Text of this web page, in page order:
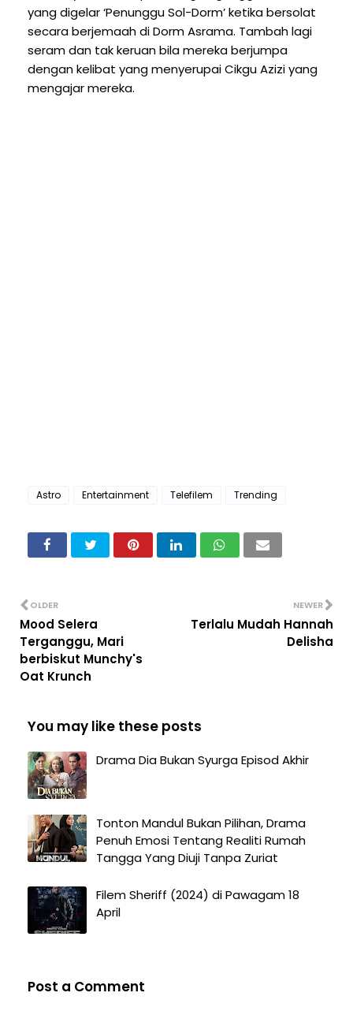
yang digelar ‘Penunggu Sol-Dorm’ ketika bersolat
secara berjemaah di Dorm Asrama. Tambah lagi
seram dan tak keruan bila mereka berjumpa
dengan kelibat yang menyerupai Cikgu Azizi yang
mengajar mereka.
Astro Entertainment Telefilem Trending
NEWER
Terlalu Mudah Hannah
Delisha
OLDER
Mood Selera
Terganggu, Mari
berbiskut Munchy's
Oat Krunch
You may like these posts
Drama Dia Bukan Syurga Episod Akhir
Tonton Mandul Bukan Pilihan, Drama
Penuh Emosi Tentang Realiti Rumah
Tangga Yang Diuji Tanpa Zuriat
Filem Sheriff (2024) di Pawagam 18
April
Post a Comment